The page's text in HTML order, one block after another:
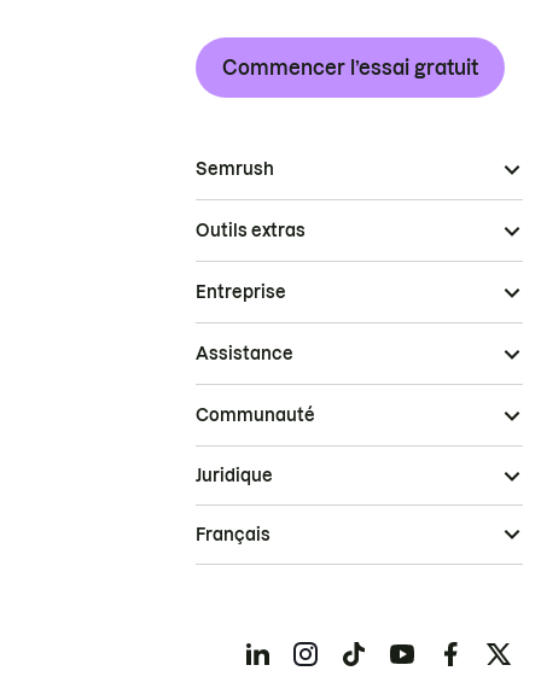
Commencer l’essai gratuit
Semrush
Outils extras
Entreprise
Assistance
Communauté
Juridique
Français